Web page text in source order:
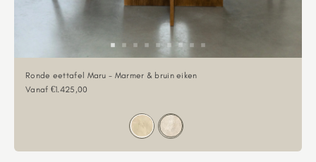
Ronde eettafel Maru - Marmer & bruin eiken
Aanbiedingsprijs
Vanaf €1.425,00